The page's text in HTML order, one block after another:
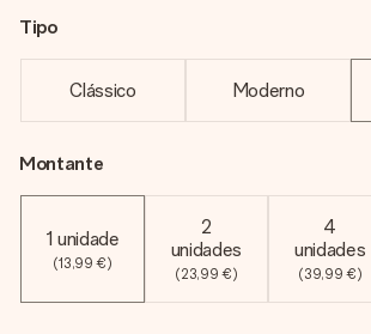
Tipo
Clássico Moderno
Montante
1 unidade
(13,99 €)
2
unidades
(23,99 €)
4
unidades
(39,99 €)